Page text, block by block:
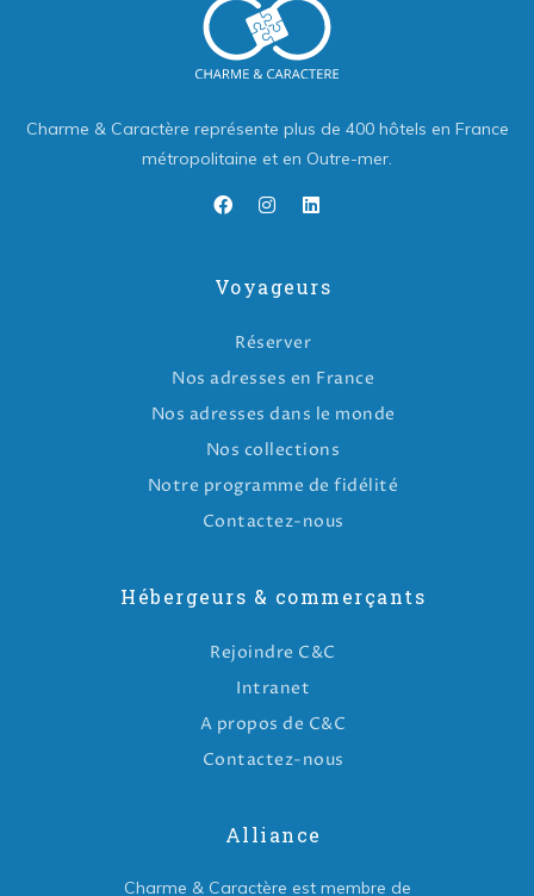
Charme & Caractère représente plus de 400 hôtels en France
métropolitaine et en Outre-mer.
Voyageurs
Réserver
Nos adresses en France
Nos adresses dans le monde
Nos collections
Notre programme de fidélité
Contactez-nous
Hébergeurs & commerçants
Rejoindre C&C
Intranet
A propos de C&C
Contactez-nous
Alliance
Charme & Caractère est membre de